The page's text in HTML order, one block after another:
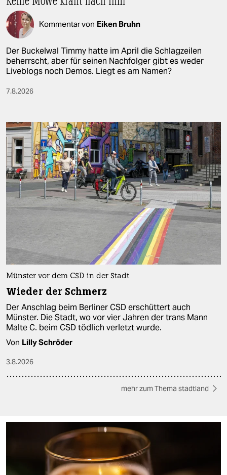
Kommentar von Eiken Bruhn
Der Buckelwal Timmy hatte im April die Schlagzeilen
beherrscht, aber für seinen Nachfolger gibt es weder
Liveblogs noch Demos. Liegt es am Namen?
7.8.2026
Münster vor dem CSD in der Stadt
Wieder der Schmerz
Der Anschlag beim Berliner CSD erschüttert auch
Münster. Die Stadt, wo vor vier Jahren der trans Mann
Malte C. beim CSD tödlich verletzt wurde.
Von Lilly Schröder
3.8.2026
mehr zum Thema stadtland